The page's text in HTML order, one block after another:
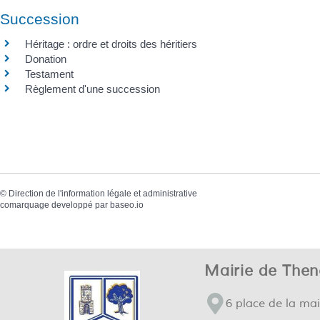
Succession
Héritage : ordre et droits des héritiers
Donation
Testament
Règlement d'une succession
© Direction de l'information légale et administrative
comarquage developpé par baseo.io
Mairie de
6 place de la